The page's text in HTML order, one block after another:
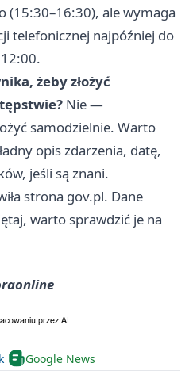
(15:30–16:30), ale wymaga
telefonicznej najpóźniej do
żeby złożyć
Nie —
samodzielnie. Warto
opis zdarzenia, datę,
jeśli są znani.
strona gov.pl. Dane
warto sprawdzić je na
Google News